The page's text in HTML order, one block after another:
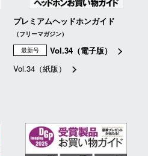
プレミアムヘッドホンガイド
（フリーマガジン）
最新号
Vol.34（電子版）
Vol.34（紙版）